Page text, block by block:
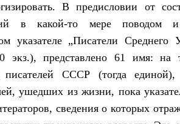
В предисловии от
в какой-то мере
указателе „Писатели
экз.), представлено 61 имя: на
писателей СССР (тогда
ушедших из жизни, пока
сведения о которых